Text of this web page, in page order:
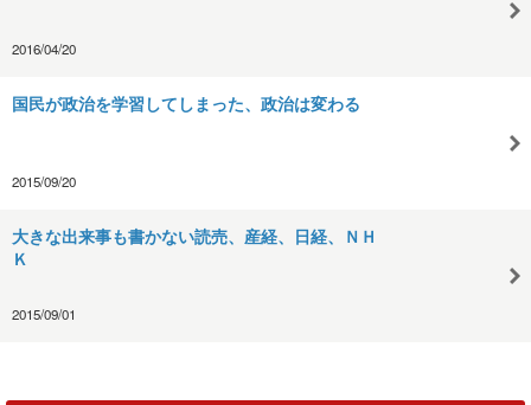
2016/04/20
国民が政治を学習してしまった、政治は変わる
2015/09/20
大きな出来事も書かない読売、産経、日経、ＮＨ
Ｋ
2015/09/01